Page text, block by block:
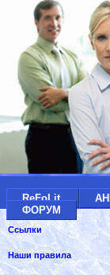
ReFoLit
ФОРУМ
Ссылки
Наши правила